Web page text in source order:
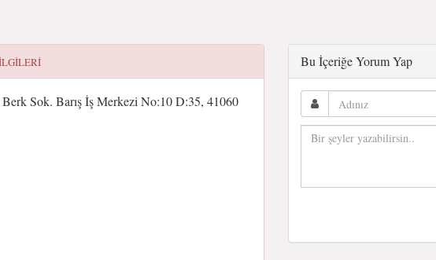
Sok. Barış İş Merkezi No:10 D:35, 41060
Bu İçeriğe Yorum Yap